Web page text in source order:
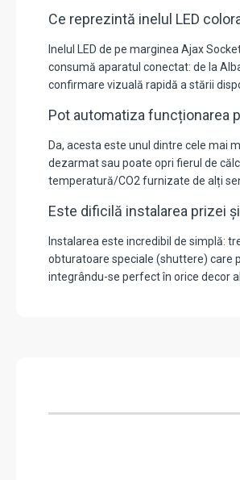
Ce reprezintă inelul LED
Inelul LED de pe marginea Ajax
consumă aparatul conectat: de la
confirmare vizuală rapidă a stării
Pot automatiza funcționarea
Da, acesta este unul dintre cele mai
dezarmat sau poate opri fierul de
temperatură/CO2 furnizate de alți
Este dificilă instalarea prizei
Instalarea este incredibil de simplă:
obturatoare speciale (shuttere) care
integrându-se perfect în orice decor